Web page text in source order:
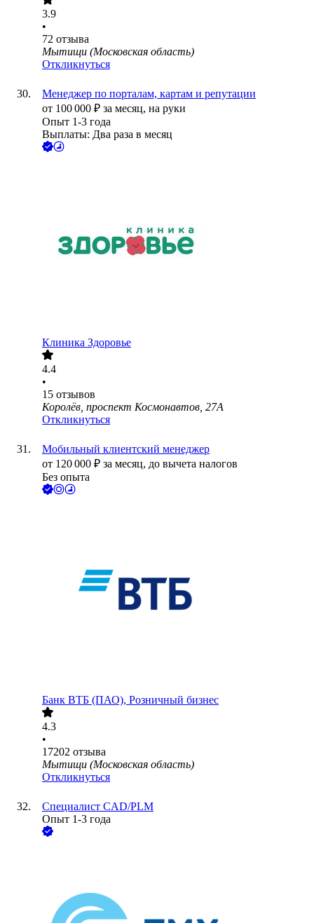
3.9
•
72 отзыва
Мытищи (Московская область)
Откликнуться
Менеджер по порталам, картам и репутации
от 100 000 ₽ за месяц, на руки
Опыт 1-3 года
Выплаты: Два раза в месяц
Клиника Здоровье
4.4
•
15 отзывов
Королёв, проспект Космонавтов, 27А
Откликнуться
Мобильный клиентский менеджер
от 120 000 ₽ за месяц, до вычета налогов
Без опыта
Банк ВТБ (ПАО), Розничный бизнес
4.3
•
17202 отзыва
Мытищи (Московская область)
Откликнуться
Специалист CAD/PLM
Опыт 1-3 года